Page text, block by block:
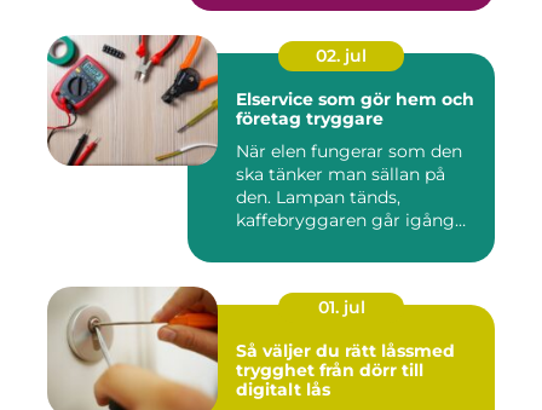
02. jul
Elservice som gör hem och
företag tryggare
När elen fungerar som den
ska tänker man sällan på
den. Lampan tänds,
kaffebryggaren går igång
01. jul
Så väljer du rätt låssmed
trygghet från dörr till
digitalt lås